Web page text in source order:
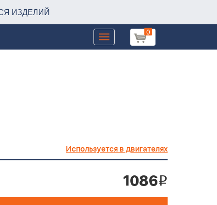
ИЗДЕЛИЙ
0
Toggle
navigation
Используется в двигателях
1086i